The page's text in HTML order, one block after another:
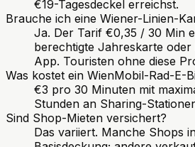
€19-Tagesdeckel erreichst.
Brauche ich eine Wiener-Linien-
Ja. Der Tarif €0,35 / 30 Min
berechtigte Jahreskarte oder
App. Touristen ohne diese
Was kostet ein WienMobil-Rad-E-
€3 pro 30 Minuten mit
Stunden an Sharing-
Sind Shop-Mieten versichert?
Das variiert. Manche Shops